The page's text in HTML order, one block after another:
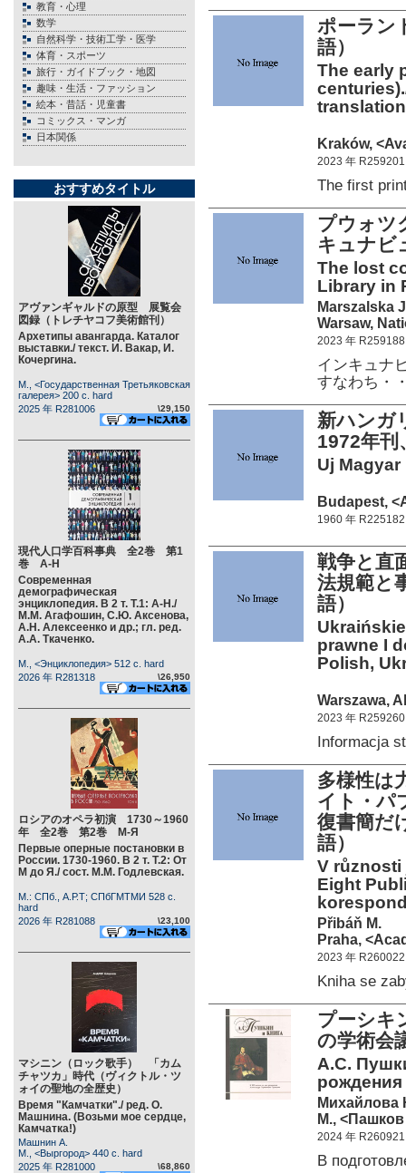
教育・心理
数学
自然科学・技術工学・医学
体育・スポーツ
旅行・ガイドブック・地図
趣味・生活・ファッション
絵本・昔話・児童書
コミックス・マンガ
日本関係
おすすめタイトル
アヴァンギャルドの原型 展覧会
図録（トレチヤコフ美術館刊）
Архетипы авангарда. Каталог
выставки./ текст. И. Вакар, И.
Кочергина.
М., <Государственная Третьяковская
галерея> 200 c. hard
2025 年 R281006
\29,150
現代人口学百科事典 全2巻 第1
巻 А-Н
Современная
демографическая
энциклопедия. В 2 т. Т.1: А-Н./
М.М. Агафошин, С.Ю. Аксенова,
А.Н. Алексеенко и др.; гл. ред.
А.А. Ткаченко.
М., <Энциклопедия> 512 c. hard
2026 年 R281318
\26,950
ロシアのオペラ初演 1730～1960
年 全2巻 第2巻 М-Я
Первые оперные постановки в
России. 1730-1960. В 2 т. Т.2: От
М до Я./ сост. М.М. Годлевская.
М.: СПб., А.Р.Т; СПбГМТМИ 528 c.
hard
2026 年 R281088
\23,100
マシニン（ロック歌手） 「カム
チャツカ」時代（ヴィクトル・ツ
ォイの聖地の全歴史）
Время "Камчатки"./ ред. О.
Машнина. (Возьми мое сердце,
Камчатка!)
Машнин А.
М., <Выргород> 440 c. hard
2025 年 R281000
\68,860
ポーラン
語）
The early
Kraków,
2023 年 R259201
The first
プウォツ
キュナビ
The lost
Library in
Marszalska
Warsaw,
2023 年 R259188
インキュナ
すなわち・
新ハン
1972年刊
Uj Magyar
Budapest,
1960 年 R225182
戦争と直
法規範と
語）
prawne I
Polish,
Warszawa,
2023 年 R259260
Informacja
多様性は
イト・パ
復書簡だ
語）
V
Eight
Přibáň M.
Praha,
2023 年 R260022
Kniha se
プーシキ
の学術会
А.С.
Михайлова
М.,
2024 年 R260921
В